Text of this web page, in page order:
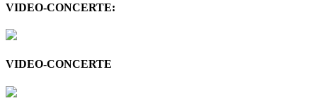
VIDEO-CONCERTE:
VIDEO-CONCERTE